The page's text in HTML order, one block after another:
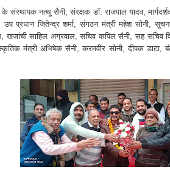
नत्थू सैनी, संरक्षक डॉ. राजपाल यादव, मार्गदर्शक
उप प्रधान जितेन्द्र शर्मा, संगठन मंत्री महेश सोनी,
खजांची साहिल अग्रवाल, सचिव कपिल सैनी, सह सचिव
मंत्री अभिषेक सैनी, करमवीर सोनी, दीपक डाटा,